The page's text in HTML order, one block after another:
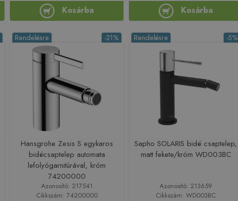
Kosárba Kosárba
-21%
Rendelésre
Hansgrohe Zesis S egykaros
bidécsaptelep automata
lefolyógarnitúrával, króm
74200000
Azonosító: 217541
Cikkszám: 74200000
-5%
Rendelésre
Sapho SOLARIS bidé csaptelep,
matt fekete/króm WD003BC
Azonosító: 213659
Cikkszám: WD003BC